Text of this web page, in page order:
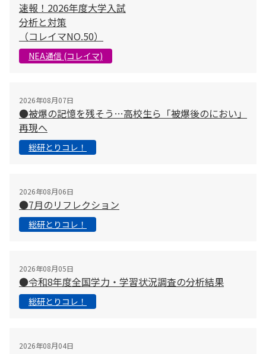
速報！2026年度大学入試
分析と対策
（コレイマNO.50）
NEA通信 (コレイマ)
2026年08月07日
●被爆の記憶を残そう…高校生ら「被爆後のにおい」
再現へ
総研とりコレ！
2026年08月06日
●7月のリフレクション
総研とりコレ！
2026年08月05日
●令和8年度全国学力・学習状況調査の分析結果
総研とりコレ！
2026年08月04日